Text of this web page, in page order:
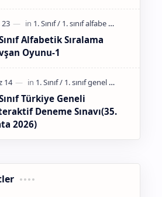
Alfabetik Sıralama
Oyunu-1
Türkiye Geneli
Deneme Sınavı(35.
2026)